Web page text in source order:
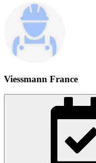
Viessmann France